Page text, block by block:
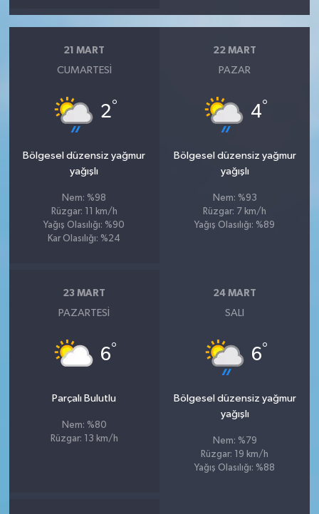
21 MART
CUMARTESI
2°
Bölgesel düzensiz yağmur
yağışlı
Nem: %98
Rüzgar: 11 km/h
Yağış Olasılığı: %90
Kar Olasılığı: %24
22 MART
PAZAR
4°
Bölgesel düzensiz yağmur
yağışlı
Nem: %93
Rüzgar: 7 km/h
Yağış Olasılığı: %89
23 MART
PAZARTESI
6°
Parçalı Bulutlu
Nem: %80
Rüzgar: 13 km/h
24 MART
SALI
6°
Bölgesel düzensiz yağmur
yağışlı
Nem: %79
Rüzgar: 19 km/h
Yağış Olasılığı: %88